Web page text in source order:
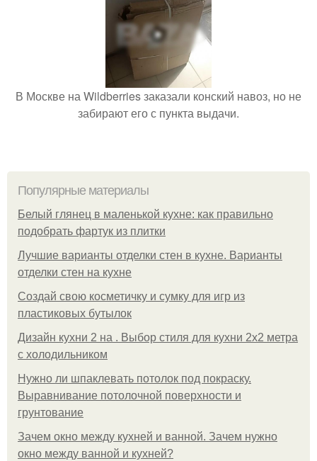
В Москве на Wildberries заказали конский навоз, но не
забирают его с пункта выдачи.
Популярные материалы
Белый глянец в маленькой кухне: как правильно
подобрать фартук из плитки
Лучшие варианты отделки стен в кухне. Варианты
отделки стен на кухне
Создай свою косметичку и сумку для игр из
пластиковых бутылок
Дизайн кухни 2 на . Выбор стиля для кухни 2х2 метра
с холодильником
Нужно ли шпаклевать потолок под покраску.
Выравнивание потолочной поверхности и
грунтование
Зачем окно между кухней и ванной. Зачем нужно
окно между ванной и кухней?